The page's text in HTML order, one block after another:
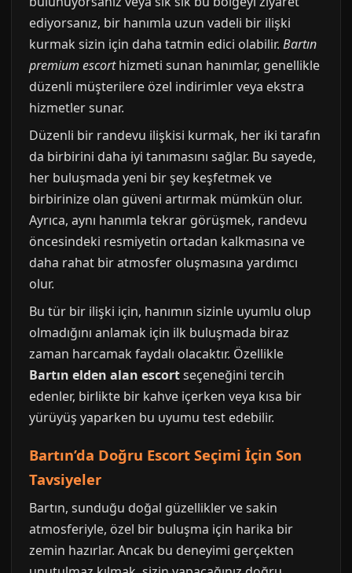
ediyorsanız, bir hanımla uzun vadeli bir ilişki
kurmak sizin için daha tatmin edici olabilir. Bartın
premium escorthizmeti sunan hanımlar, genellikle
düzenli müşterilere özel indirimler veya ekstra
hizmetler sunar.
Düzenli bir randevu ilişkisi kurmak, her iki tarafın
da birbirini daha iyi tanımasını sağlar. Bu sayede,
her buluşmada yeni bir şey keşfetmek ve
birbirinize olan güveni artırmak mümkün olur.
Ayrıca, aynı hanımla tekrar görüşmek, randevu
öncesindeki resmiyetin ortadan kalkmasına ve
daha rahat bir atmosfer oluşmasına yardımcı
olur.
Bu tür bir ilişki için, hanımın sizinle uyumlu olup
olmadığını anlamak için ilk buluşmada biraz
zaman harcamak faydalı olacaktır. Özellikle
Bartın elden alan escortseçeneğini tercih
edenler, birlikte bir kahve içerken veya kısa bir
yürüyüş yaparken bu uyumu test edebilir.
Bartın’da Doğru Escort Seçimi İçin Son
Tavsiyeler
Bartın, sunduğu doğal güzellikler ve sakin
atmosferiyle, özel bir buluşma için harika bir
zemin hazırlar. Ancak bu deneyimi gerçekten